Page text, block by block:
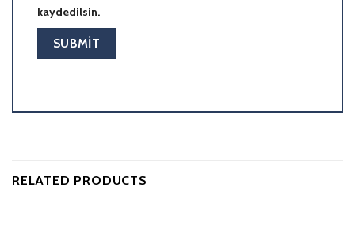
kaydedilsin.
RELATED PRODUCTS